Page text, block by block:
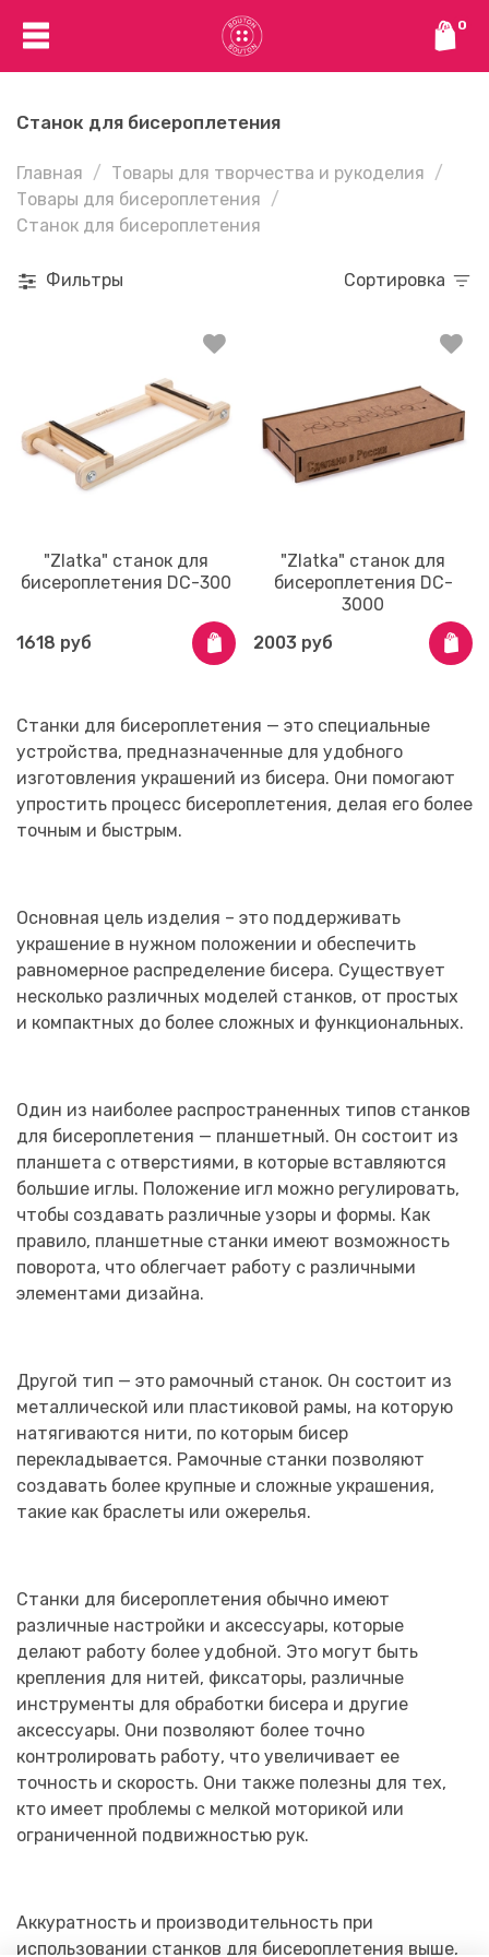
0
Станок для бисероплетения
Главная
Товары для творчества и рукоделия
Товары для бисероплетения
Станок для бисероплетения
Фильтры Сортировка
"Zlatka" станок для
бисероплетения DC-300
1618 руб
"Zlatka" станок для
бисероплетения DC-
3000
2003 руб
Станки для бисероплетения — это специальные
устройства, предназначенные для удобного
изготовления украшений из бисера. Они помогают
упростить процесс бисероплетения, делая его более
точным и быстрым.
Основная цель изделия – это поддерживать
украшение в нужном положении и обеспечить
равномерное распределение бисера. Существует
несколько различных моделей станков, от простых
и компактных до более сложных и функциональных.
Один из наиболее распространенных типов станков
для бисероплетения — планшетный. Он состоит из
планшета с отверстиями, в которые вставляются
большие иглы. Положение игл можно регулировать,
чтобы создавать различные узоры и формы. Как
правило, планшетные станки имеют возможность
поворота, что облегчает работу с различными
элементами дизайна.
Другой тип — это рамочный станок. Он состоит из
металлической или пластиковой рамы, на которую
натягиваются нити, по которым бисер
перекладывается. Рамочные станки позволяют
создавать более крупные и сложные украшения,
такие как браслеты или ожерелья.
Станки для бисероплетения обычно имеют
различные настройки и аксессуары, которые
делают работу более удобной. Это могут быть
крепления для нитей, фиксаторы, различные
инструменты для обработки бисера и другие
аксессуары. Они позволяют более точно
контролировать работу, что увеличивает ее
точность и скорость. Они также полезны для тех,
кто имеет проблемы с мелкой моторикой или
ограниченной подвижностью рук.
Аккуратность и производительность при
использовании станков для бисероплетения выше,